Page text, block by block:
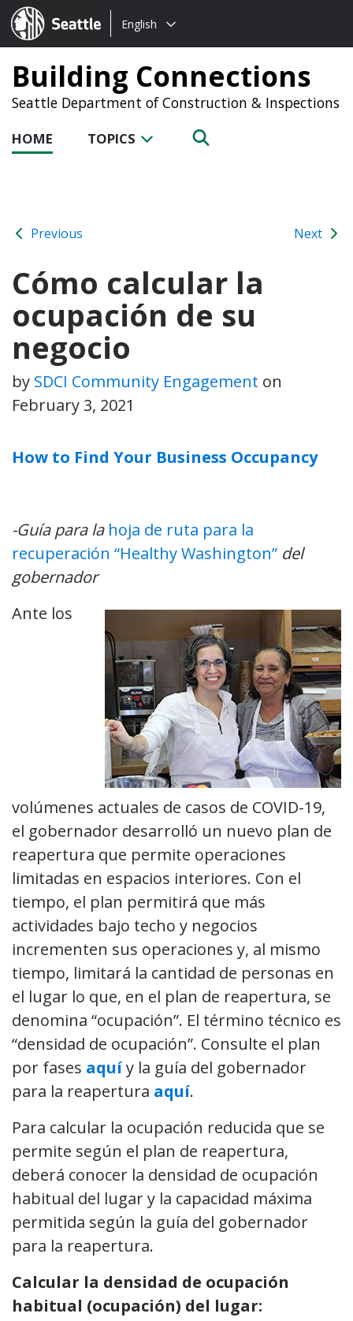
Seattle.gov
Choose
language:
English
Building Connections
Seattle Department of Construction & Inspections
HOME TOPICS
Previous Next
Cómo calcular la
ocupación de su
negocio
by SDCI Community Engagement on
February 3, 2021
How to Find Your Business Occupancy
-Guía para la hoja de ruta para la
recuperación “Healthy Washington” del
gobernador
Ante los
volúmenes actuales de casos de COVID-19,
el gobernador desarrolló un nuevo plan de
reapertura que permite operaciones
limitadas en espacios interiores. Con el
tiempo, el plan permitirá que más
actividades bajo techo y negocios
incrementen sus operaciones y, al mismo
tiempo, limitará la cantidad de personas en
el lugar lo que, en el plan de reapertura, se
denomina “ocupación”. El término técnico es
“densidad de ocupación”. Consulte el plan
por fases aquíy la guía del gobernador
para la reapertura aquí.
Para calcular la ocupación reducida que se
permite según el plan de reapertura,
deberá conocer la densidad de ocupación
habitual del lugar y la capacidad máxima
permitida según la guía del gobernador
para la reapertura.
Calcular la densidad de ocupación
habitual (ocupación) del lugar: